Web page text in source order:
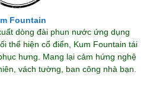
Fountain
dòng đài phun nước ứng dụng
thể hiện cổ điển, Kum Fountain tái
hưng. Mang lại cảm hứng nghệ
vách tường, ban công nhà bạn.